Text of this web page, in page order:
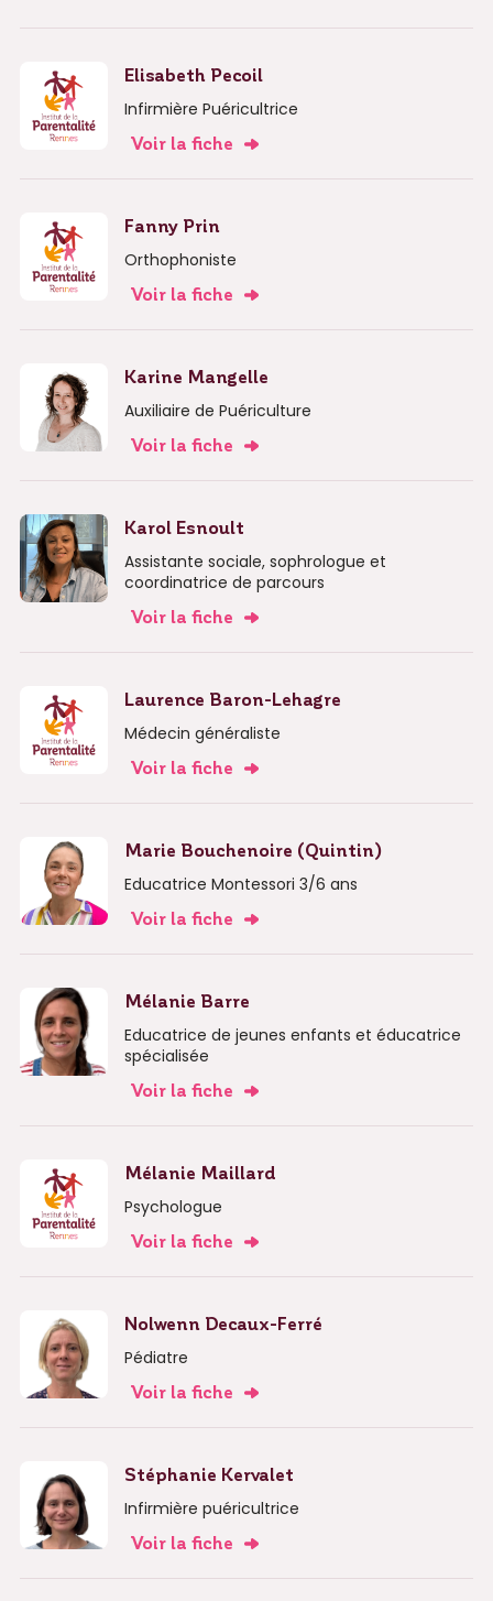
Elisabeth Pecoil
Infirmière Puéricultrice
Voir la fiche
Fanny Prin
Orthophoniste
Voir la fiche
Karine Mangelle
Auxiliaire de Puériculture
Voir la fiche
Karol Esnoult
Assistante sociale, sophrologue et
coordinatrice de parcours
Voir la fiche
Laurence Baron-Lehagre
Médecin généraliste
Voir la fiche
Marie Bouchenoire (Quintin)
Educatrice Montessori 3/6 ans
Voir la fiche
Mélanie Barre
Educatrice de jeunes enfants et éducatrice
spécialisée
Voir la fiche
Mélanie Maillard
Psychologue
Voir la fiche
Nolwenn Decaux-Ferré
Pédiatre
Voir la fiche
Stéphanie Kervalet
Infirmière puéricultrice
Voir la fiche